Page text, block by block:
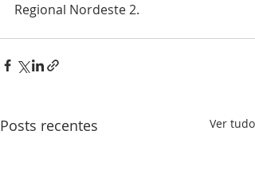
Regional Nordeste 2.
Posts recentes Ver tudo